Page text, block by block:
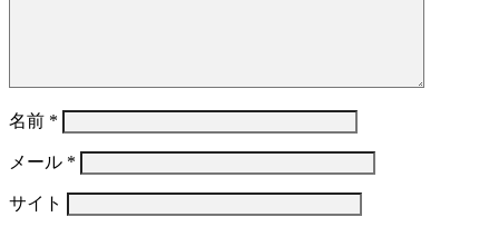
名前 *
メール *
サイト